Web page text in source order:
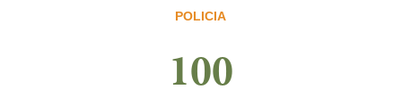
POLICIA
100